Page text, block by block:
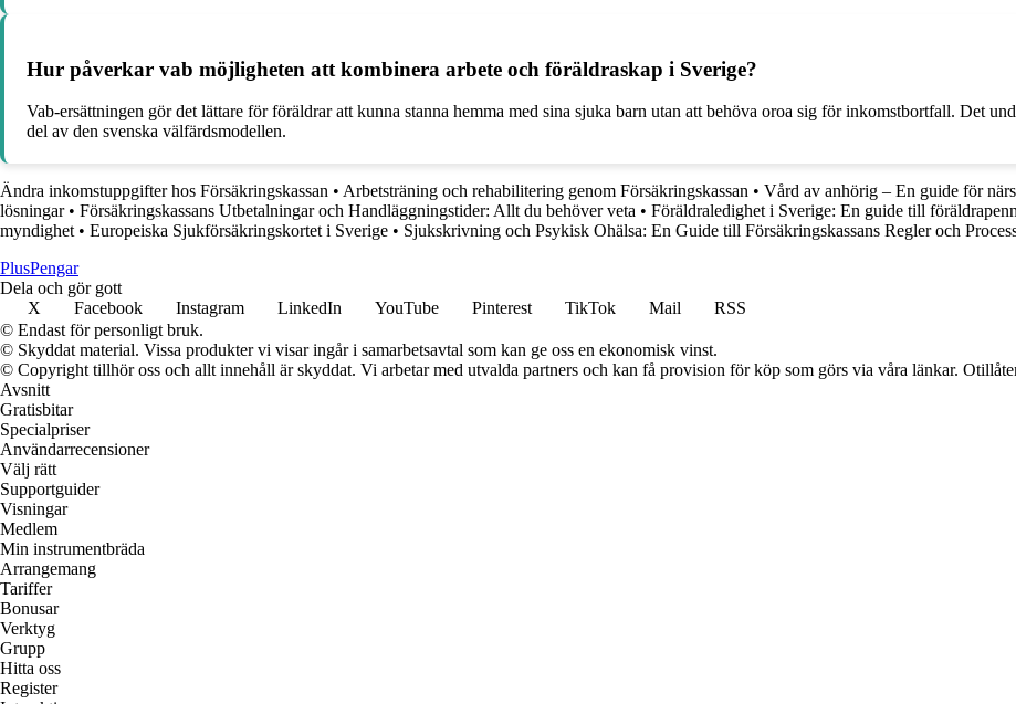
Hur påverkar vab möjligheten att kombinera arbete och föräldraskap i Sverige?
Vab-ersättningen gör det lättare för föräldrar att kunna stanna hemma med sina sjuka barn utan att behöva oroa sig för inkomstbortfall. Det
del av den svenska välfärdsmodellen.
Ändra inkomstuppgifter hos Försäkringskassan • Arbetsträning och rehabilitering genom Försäkringskassan • Vård av anhörig – En guide för
lösningar• Försäkringskassans Utbetalningar och Handläggningstider: Allt du behöver veta • Föräldraledighet i Sverige: En guide till
myndighet • Europeiska Sjukförsäkringskortet i Sverige • Sjukskrivning och Psykisk Ohälsa: En Guide till Försäkringskassans Regler och
PlusPengar
Dela och gör gott
X
Facebook Instagram LinkedIn YouTube Pinterest TikTok Mail
RSS
© Endast för personligt bruk.
© Skyddat material. Vissa produkter vi visar ingår i samarbetsavtal som kan ge oss en ekonomisk vinst.
© Copyright tillhör oss och allt innehåll är skyddat. Vi arbetar med utvalda partners och kan få provision för köp som görs via våra länkar.
Avsnitt
Gratisbitar
Specialpriser
Användarrecensioner
Välj rätt
Supportguider
Visningar
Medlem
Min instrumentbräda
Arrangemang
Tariffer
Bonusar
Verktyg
Grupp
Hitta oss
Register